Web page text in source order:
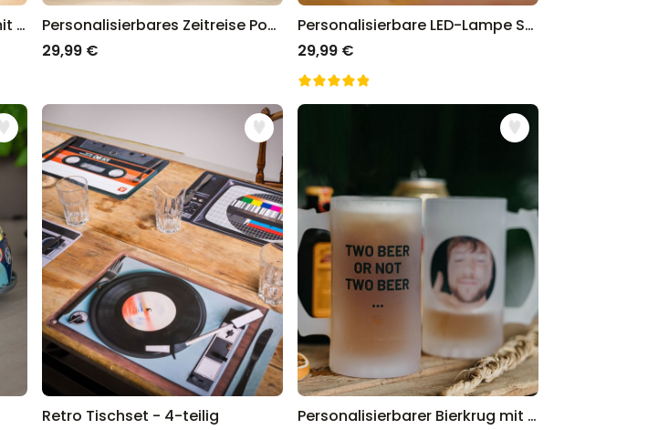
Personalisierbarer Bierkrug mit zwei Gesichtern und Logo
Personalisierbares Zeitreise Poster
29,99 €
Personalisierbare LED-Lampe Schallplatte
29,99 €
Retro Tischset - 4-teilig
Personalisierbarer Bierkrug mit Foto und Text